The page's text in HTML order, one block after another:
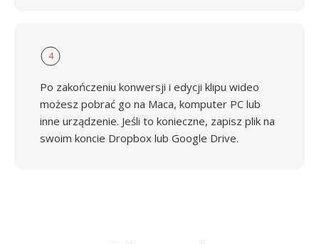
4
Po zakończeniu konwersji i edycji klipu wideo
możesz pobrać go na Maca, komputer PC lub
inne urządzenie. Jeśli to konieczne, zapisz plik na
swoim koncie Dropbox lub Google Drive.